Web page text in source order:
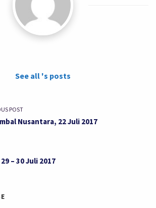
See all 's posts
POST
Nusantara, 22 Juli 2017
– 30 Juli 2017